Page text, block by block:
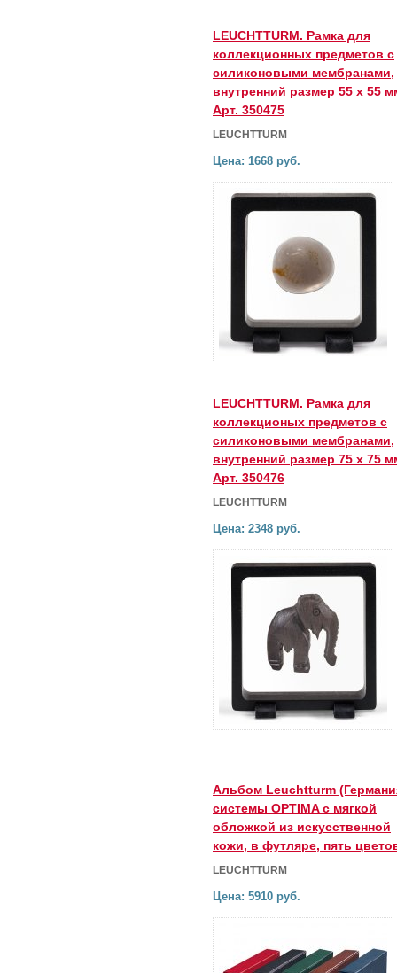
LEUCHTTURM. Рамка для
коллекционных предметов с
силиконовыми мембранами,
внутренний размер 55 х 55
Арт. 350475
LEUCHTTURM
Цена: 1668 руб.
LEUCHTTURM. Рамка для
коллекционых предметов с
силиконовыми мембранами,
внутренний размер 75 х 75
Арт. 350476
LEUCHTTURM
Цена: 2348 руб.
Альбом Leuchtturm
системы OPTIMA с мягкой
обложкой из искусственной
кожи, в футляре, пять
LEUCHTTURM
Цена: 5910 руб.